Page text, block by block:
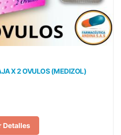
X 2 OVULOS (MEDIZOL)
Detalles